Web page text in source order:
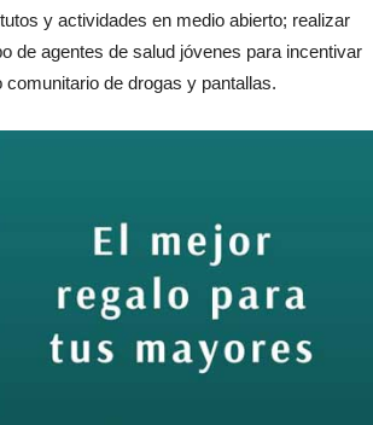
y actividades en medio abierto; realizar
de agentes de salud jóvenes para incentivar
de drogas y pantallas.